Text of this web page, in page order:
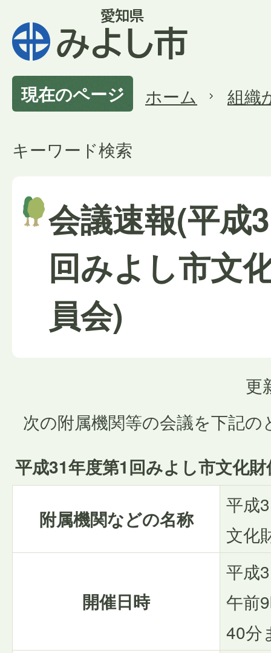
現在のページ ホーム 組織
キーワード検索
会議速報(平成
回みよし市文
員会)
更
次の附属機関等の会議を下記
平成31年度第1回みよし市文化
附属機関などの名称
平成
文化
開催日時
平成
午前
40分